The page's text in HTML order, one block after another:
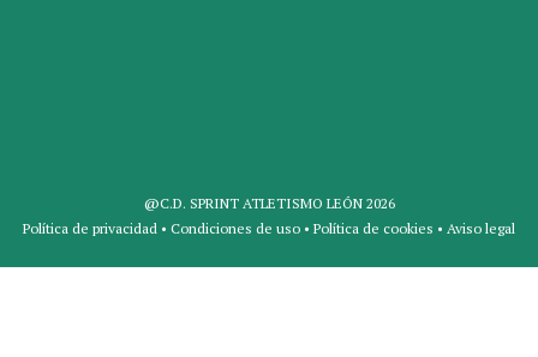
@C.D. SPRINT ATLETISMO LEÓN 2026
Política de privacidad • Condiciones de uso • Política de cookies • Aviso legal